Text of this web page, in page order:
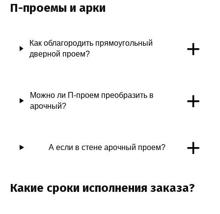
П-проемы и арки
Как облагородить прямоугольный
дверной проем?
+
Можно ли П-проем преобразить в
арочный?
+
А если в стене арочный проем? +
Какие сроки исполнения заказа?